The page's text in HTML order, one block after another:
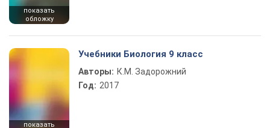
показать
обложку
показать
Учебники Биология 9 класс
Авторы: К.М. Задорожний
Год: 2017